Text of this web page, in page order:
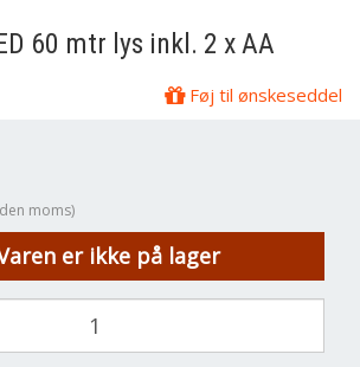
60 mtr lys inkl. 2 x AA
Føj til ønskeseddel
moms)
er ikke på lager